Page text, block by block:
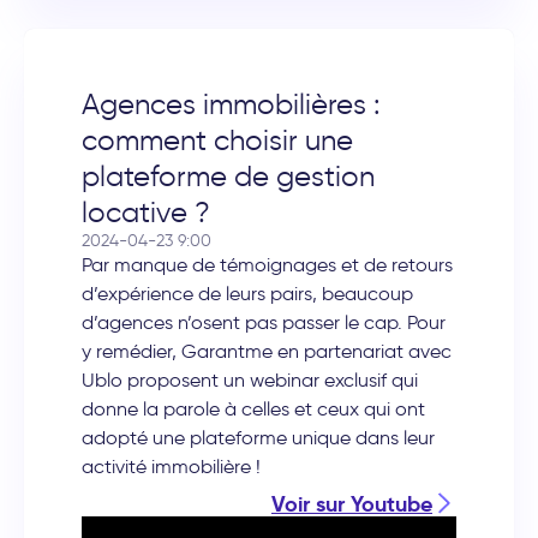
Agences immobilières :
comment choisir une
plateforme de gestion
locative ?
2024-04-23 9:00
Par manque de témoignages et de retours
d’expérience de leurs pairs, beaucoup
d’agences n’osent pas passer le cap. Pour
y remédier, Garantme en partenariat avec
Ublo proposent un webinar exclusif qui
donne la parole à celles et ceux qui ont
adopté une plateforme unique dans leur
activité immobilière !
Voir sur Youtube